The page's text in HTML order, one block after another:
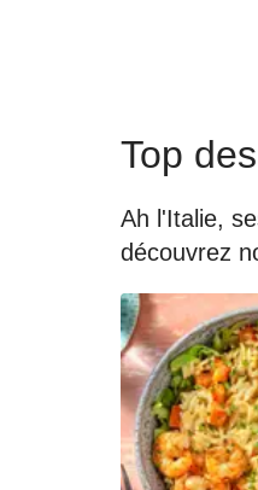
Top
Ah l'Italie,
découvrez